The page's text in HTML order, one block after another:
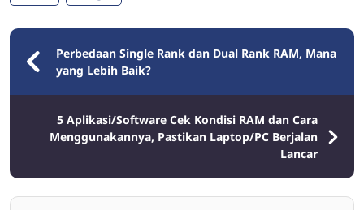
Perbedaan Single Rank dan Dual Rank RAM, Mana
yang Lebih Baik?
5 Aplikasi/Software Cek Kondisi RAM dan Cara
Menggunakannya, Pastikan Laptop/PC Berjalan
Lancar